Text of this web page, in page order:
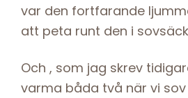
var den fortfarande
att peta runt den i
Och , som jag skrev
varma båda två när vi